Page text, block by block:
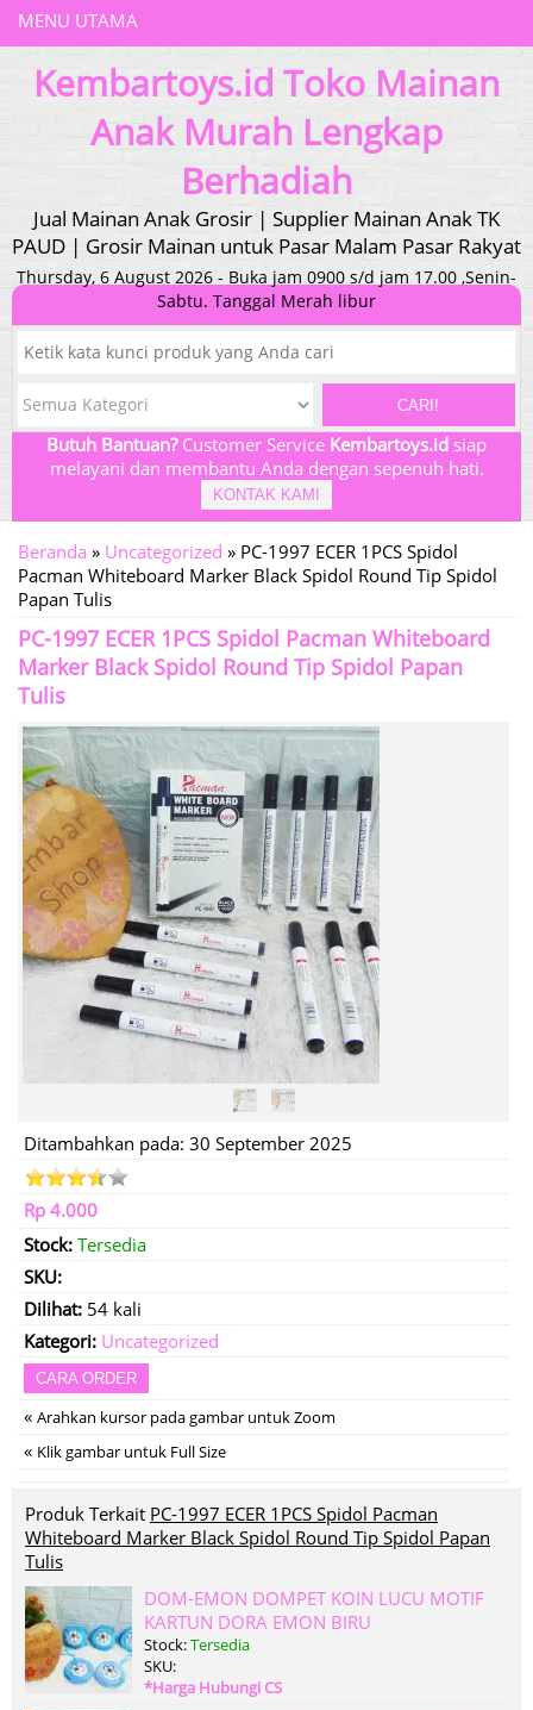
MENU UTAMA
Kembartoys.id Toko Mainan
Anak Murah Lengkap
Berhadiah
Jual Mainan Anak Grosir | Supplier Mainan Anak TK
PAUD | Grosir Mainan untuk Pasar Malam Pasar Rakyat
Thursday, 6 August 2026 - Buka jam 0900 s/d jam 17.00 ,Senin-
Sabtu. Tanggal Merah libur
CARI!
Butuh Bantuan?Customer Service Kembartoys.id siap
melayani dan membantu Anda dengan sepenuh hati.
KONTAK KAMI
Beranda » Uncategorized » PC-1997 ECER 1PCS Spidol
Pacman Whiteboard Marker Black Spidol Round Tip Spidol
Papan Tulis
PC-1997 ECER 1PCS Spidol Pacman Whiteboard
Marker Black Spidol Round Tip Spidol Papan
Tulis
Ditambahkan pada: 30 September 2025
Rp 4.000
Stock: Tersedia
SKU:
Dilihat: 54 kali
Kategori: Uncategorized
CARA ORDER
« Arahkan kursor pada gambar untuk Zoom
« Klik gambar untuk Full Size
Produk Terkait PC-1997 ECER 1PCS Spidol Pacman
Whiteboard Marker Black Spidol Round Tip Spidol Papan
Tulis
DOM-EMON DOMPET KOIN LUCU MOTIF
KARTUN DORA EMON BIRU
Stock:Tersedia
SKU:
*Harga Hubungi CS